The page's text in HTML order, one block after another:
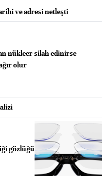
ve adresi netleşti
nükleer silah edinirse
olur
gözlüğü